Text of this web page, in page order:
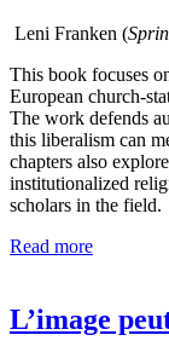
Leni Franken (
This book focuses
European church-
The work defends
this liberalism can
chapters also
institutionalized
scholars in the field.
Read more
L’image